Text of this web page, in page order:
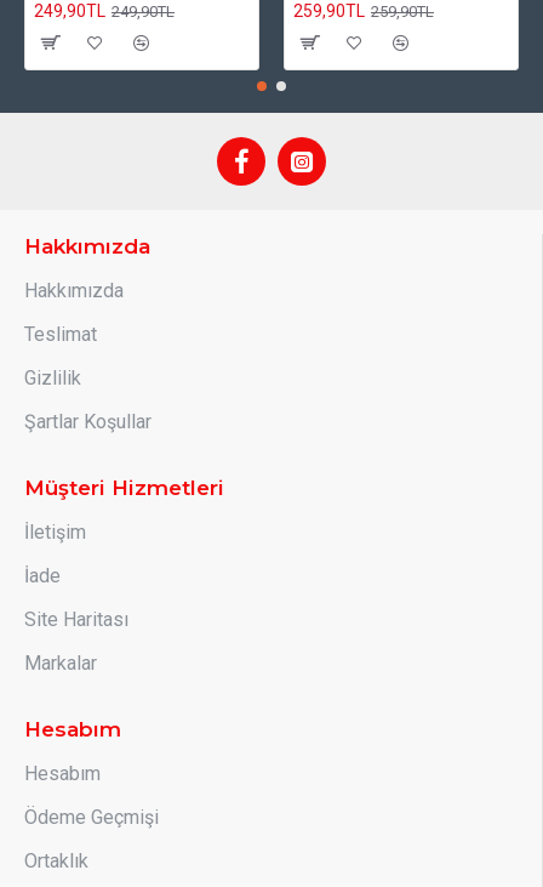
249,90TL 249,90TL
259,90TL 259,90TL
Hakkımızda
Hakkımızda
Teslimat
Gizlilik
Şartlar Koşullar
Müşteri Hizmetleri
İletişim
İade
Site Haritası
Markalar
Hesabım
Hesabım
Ödeme Geçmişi
Ortaklık